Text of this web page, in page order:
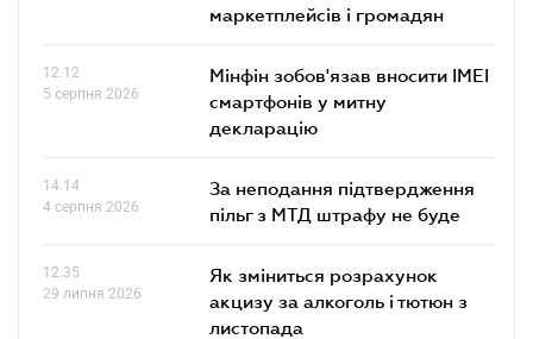
маркетплейсів і громадян
12.12
5 серпня 2026
Мінфін зобов'язав вносити IMEI
смартфонів у митну
декларацію
14.14
4 серпня 2026
За неподання підтвердження
пільг з МТД штрафу не буде
12.35
29 липня 2026
Як зміниться розрахунок
акцизу за алкоголь і тютюн з
листопада